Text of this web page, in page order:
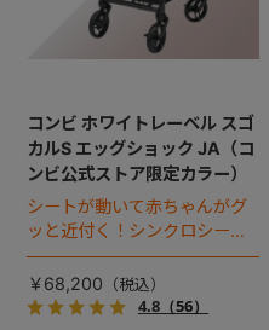
コンビ ホワイトレーベル スゴ
カルS エッグショック JA（コ
ンビ公式ストア限定カラー）
シートが動いて赤ちゃんがグ
ッと近付く！シンクロシート
搭載プレミアムベビーカー。
￥68,200
4.8（56）